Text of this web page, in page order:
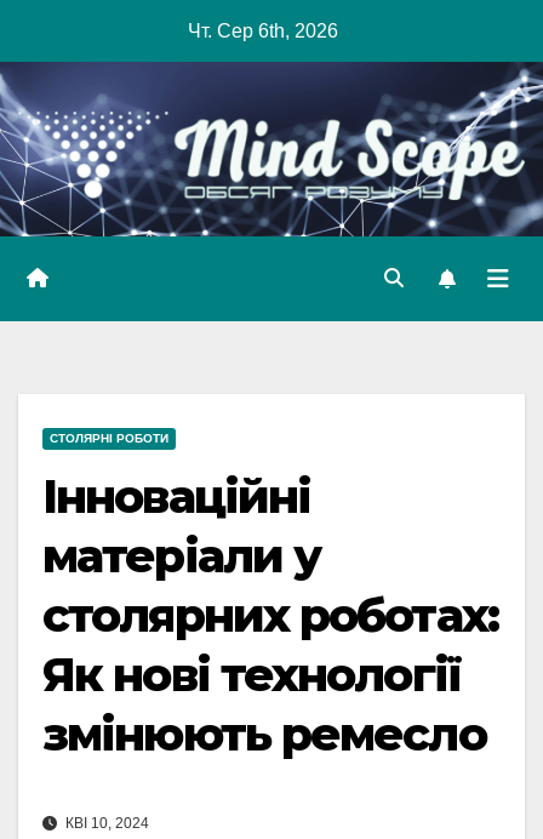
content
Чт. Сер 6th, 2026
СТОЛЯРНІ РОБОТИ
Інноваційні
матеріали у
столярних роботах:
Як нові технології
змінюють ремесло
КВІ 10, 2024